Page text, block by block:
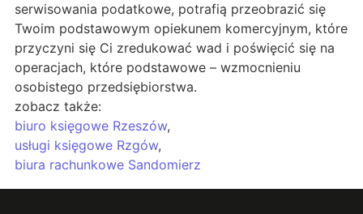
serwisowania podatkowe, potrafią przeobrazić się
Twoim podstawowym opiekunem komercyjnym, które
przyczyni się Ci zredukować wad i poświęcić się na
operacjach, które podstawowe – wzmocnieniu
osobistego przedsiębiorstwa.
zobacz także:
biuro księgowe Rzeszów,
usługi księgowe Rzgów,
biura rachunkowe Sandomierz